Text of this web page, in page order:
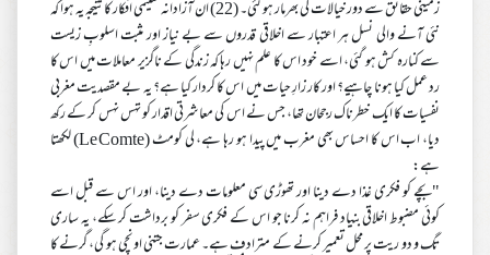
زمینی حقائق سے دور خیالات کی بھرمار ہو گئی۔ (22) ان آزادانہ تعلیمی افکار کا نتیجہ یہ ہوا کہ
نئی آنے والی نسل ہر اعتبار سے اخلاقی قدروں سے بے نیاز اور مثبت اسلوبِ زیست
سے کنارہ کش ہو گئی، اسے خود اس کا علم نہیں رہا کہ زندگی کے ناگزیر معاملات میں اس کا
رد عمل کیا ہونا چاہیے؟ اور کار زارِ حیات میں اس کا کردار کیا ہے؟ یہ بے مقصدیت مغربی
نفسیات کا ایک خطرناک رجحان تھا، جس نے اس کی معاشرتی اقدار کو تہس نہس کر کے رکھ
دیا، اب اس کا احساس بھی مغرب میں پیدا ہو رہا ہے، لی کومٹ (Le Comte) لکھتا
ہے:
"بچے کو فکری غذا دے دینا اور تھوڑی سی معلومات دے دینا، اور اس سے قبل اسے
کوئی مضبوط اخلاقی بنیاد فراہم نہ کرنا جو اس کے فکری سفر کو برداشت کر سکے، یہ ساری
تگ و دو ریت پر محل تعمیر کرنے کے مترادف ہے۔ عمارت جتنی اونچی ہو گی، گرنے کا